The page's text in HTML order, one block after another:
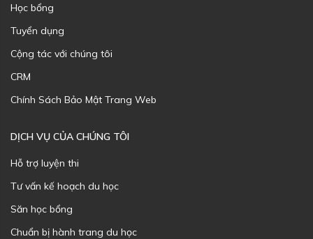
Học bổng
Tuyển dụng
Cộng tác với chúng tôi
CRM
Chính Sách Bảo Mật Trang Web
DỊCH VỤ CỦA CHÚNG TÔI
Hỗ trợ luyện thi
Tư vấn kế hoạch du học
Săn học bổng
Chuẩn bị hành trang du học